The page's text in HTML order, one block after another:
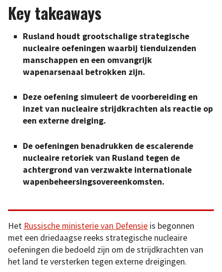
Key takeaways
Rusland houdt grootschalige strategische
nucleaire oefeningen waarbij tienduizenden
manschappen en een omvangrijk
wapenarsenaal betrokken zijn.
Deze oefening simuleert de voorbereiding en
inzet van nucleaire strijdkrachten als reactie op
een externe dreiging.
De oefeningen benadrukken de escalerende
nucleaire retoriek van Rusland tegen de
achtergrond van verzwakte internationale
wapenbeheersingsovereenkomsten.
Het Russische ministerie van Defensie is begonnen
met een driedaagse reeks strategische nucleaire
oefeningen die bedoeld zijn om de strijdkrachten van
het land te versterken tegen externe dreigingen.